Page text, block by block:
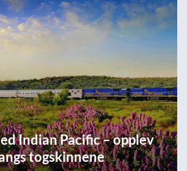
Indian Pacific – opplev
togskinnene